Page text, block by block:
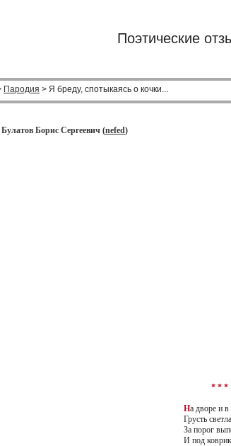
Поэтические
Пародия > Я бреду, спотыкаясь о кочки...
Борис Сергеевич (nefed)
* * *
На дворе и
Грусть светла,
За порог
И под